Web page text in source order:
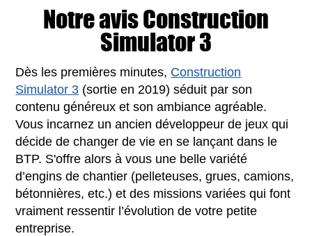
Notre avis Construction
Simulator 3
Dès les premières minutes, Construction
Simulator 3 (sortie en 2019) séduit par son
contenu généreux et son ambiance agréable.
Vous incarnez un ancien développeur de jeux qui
décide de changer de vie en se lançant dans le
BTP. S'offre alors à vous une belle variété
d’engins de chantier (pelleteuses, grues, camions,
bétonnières, etc.) et des missions variées qui font
vraiment ressentir l’évolution de votre petite
entreprise.